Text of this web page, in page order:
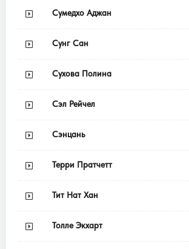
Сумедхо Аджан
Сунг Сан
Сухова Полина
Сэл Рейчел
Сэнцань
Терри Пратчетт
Тит Нат Хан
Толле Экхарт